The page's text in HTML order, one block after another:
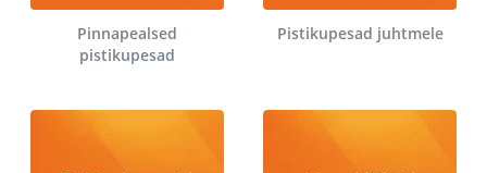
Pinnapealsed
pistikupesad
Pistikupesad juhtmele